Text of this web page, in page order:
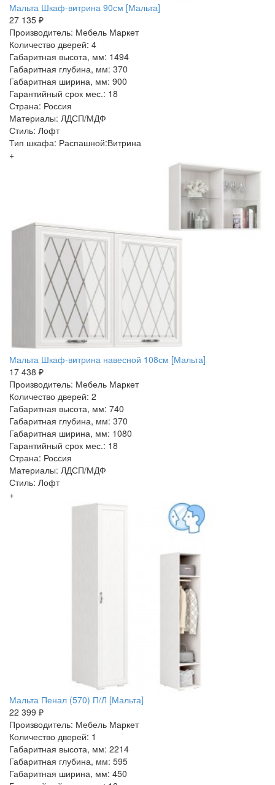
Мальта Шкаф-витрина 90см [Мальта]
27 135 ₽
Производитель: Мебель Маркет
Количество дверей: 4
Габаритная высота, мм: 1494
Габаритная глубина, мм: 370
Габаритная ширина, мм: 900
Гарантийный срок мес.: 18
Страна: Россия
Материалы: ЛДСП/МДФ
Стиль: Лофт
Тип шкафа: Распашной:Витрина
+
Мальта Шкаф-витрина навесной 108см [Мальта]
17 438 ₽
Производитель: Мебель Маркет
Количество дверей: 2
Габаритная высота, мм: 740
Габаритная глубина, мм: 370
Габаритная ширина, мм: 1080
Гарантийный срок мес.: 18
Страна: Россия
Материалы: ЛДСП/МДФ
Стиль: Лофт
+
Мальта Пенал (570) П/Л [Мальта]
22 399 ₽
Производитель: Мебель Маркет
Количество дверей: 1
Габаритная высота, мм: 2214
Габаритная глубина, мм: 595
Габаритная ширина, мм: 450